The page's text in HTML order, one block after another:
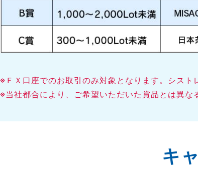
※ＦＸ口座でのお取引のみ対象となります。シスト
※当社都合により、ご希望いただいた賞品とは異な
キ